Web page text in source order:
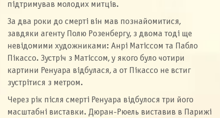
підтримував молодих митців.
За два роки до смерті він мав познайомитися,
завдяки агенту Полю Розенбергу, з двома тоді ще
невідомими художниками: Анрі Матіссом та Пабло
Пікассо. Зустріч з Матіссом, у якого було чотири
картини Ренуара відбулася, а от Пікассо не встиг
зустрітися з метром.
Через рік після смерті Ренуара відбулося три його
масштабні виставки. Дюран-Рюель виставив в Парижі